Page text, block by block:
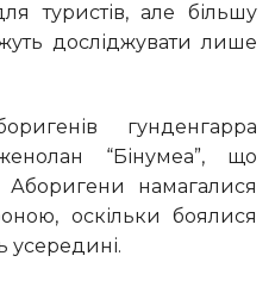
туристів, але більшу
досліджувати лише
“Бінумеа”, що
Аборигени намагалися
оскільки боялися
усередині.